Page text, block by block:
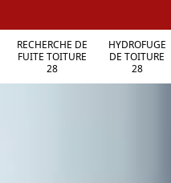
RECHERCHE DE
FUITE TOITURE
28
HYDROFUGE
DE TOITURE
28